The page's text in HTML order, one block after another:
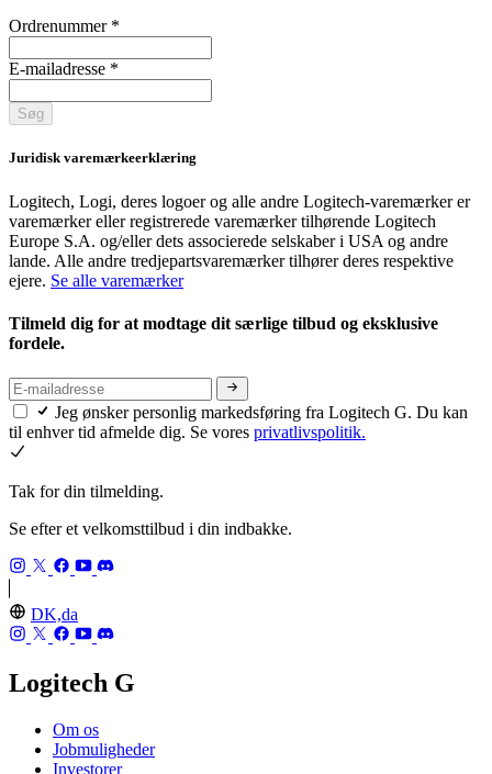
Ordrenummer *
E-mailadresse *
Søg
Juridisk varemærkeerklæring
Logitech, Logi, deres logoer og alle andre Logitech-varemærker er
varemærker eller registrerede varemærker tilhørende Logitech
Europe S.A. og/eller dets associerede selskaber i USA og andre
lande. Alle andre tredjepartsvaremærker tilhører deres respektive
ejere. Se alle varemærker
Tilmeld dig for at modtage dit særlige tilbud og eksklusive
fordele.
Jeg ønsker personlig markedsføring fra Logitech G. Du kan
til enhver tid afmelde dig. Se vores privatlivspolitik.
Tak for din tilmelding.
Se efter et velkomsttilbud i din indbakke.
DK,da
Logitech G
Om os
Jobmuligheder
Investorer